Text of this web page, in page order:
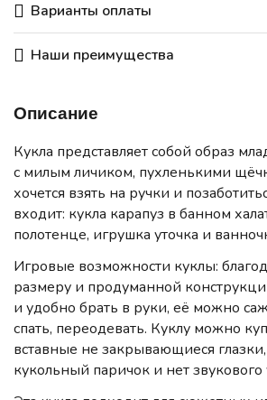
Варианты оплаты
Наши преимущества
Описание
Кукла представляет собой образ
с милым личиком, пухленькими
хочется взять на ручки и
входит: кукла карапуз в банном
полотенце, игрушка уточка и
Игровые возможности куклы:
размеру и продуманной
и удобно брать в руки, её можно
спать, переодевать. Куклу можно
вставные не закрывающиеся
кукольный паричок и нет звукового